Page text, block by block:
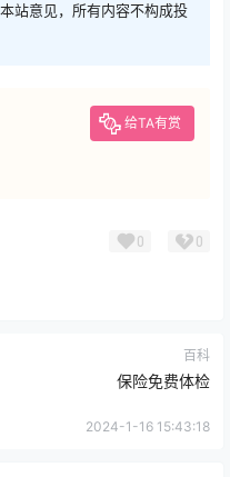
站意见，所有内容不构成投
给TA有赏
0 0
百科
保险免费体检
2024-1-16 15:43:18